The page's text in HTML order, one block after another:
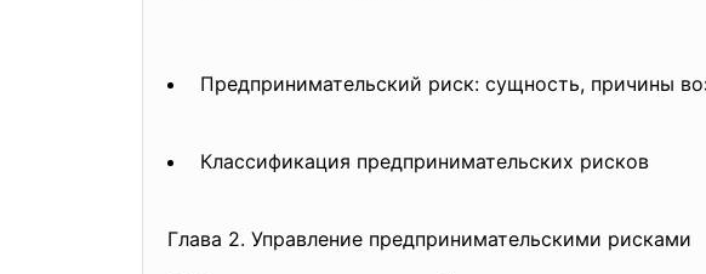
Предпринимательский риск: сущность, причины
Классификация предпринимательских рисков
Глава 2. Управление предпринимательскими рисками